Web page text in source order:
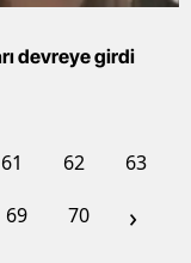
devreye girdi
61 62
63
69 70 ›